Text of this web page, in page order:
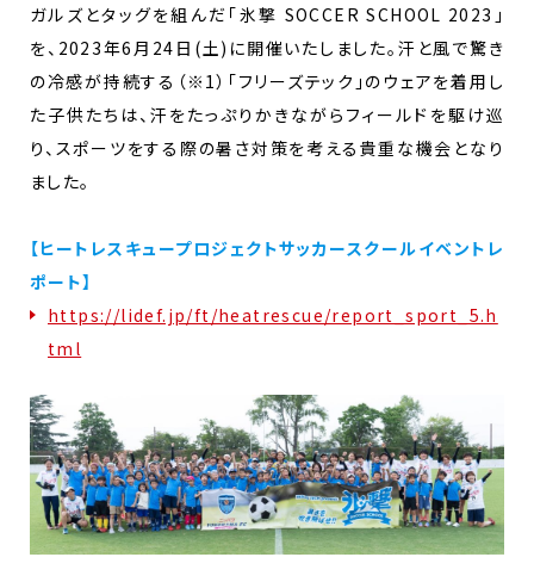
ガルズとタッグを組んだ「氷撃 SOCCER SCHOOL 2023」
を、2023年6月24日(土)に開催いたしました。汗と風で驚き
の冷感が持続する（※1）「フリーズテック」のウェアを着用し
た子供たちは、汗をたっぷりかきながらフィールドを駆け巡
り、スポーツをする際の暑さ対策を考える貴重な機会となり
ました。
【ヒートレスキュープロジェクトサッカースクールイベントレ
ポート】
https://lidef.jp/ft/heatrescue/report_sport_5.h
tml